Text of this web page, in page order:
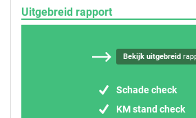
Uitgebreid rapport
Bekijk uitgebreid
Schade check
KM stand check